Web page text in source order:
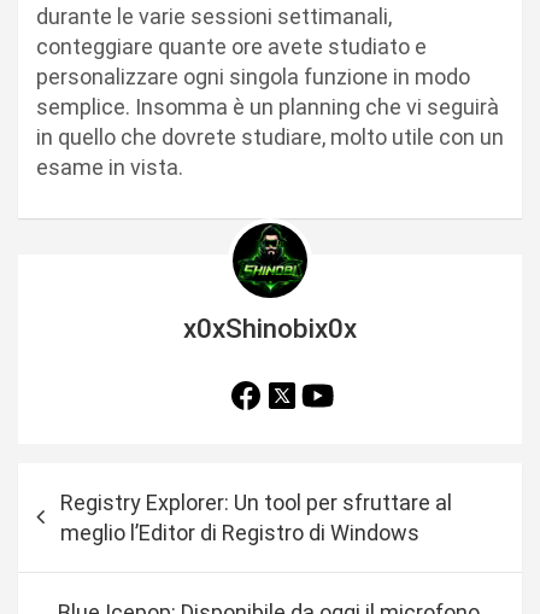
durante le varie sessioni settimanali,
conteggiare quante ore avete studiato e
personalizzare ogni singola funzione in modo
semplice. Insomma è un planning che vi seguirà
in quello che dovrete studiare, molto utile con un
esame in vista.
x0xShinobix0x
Registry Explorer: Un tool per sfruttare al
meglio l’Editor di Registro di Windows